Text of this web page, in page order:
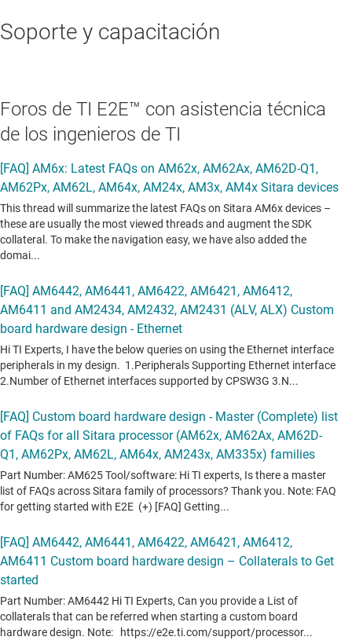
Soporte y capacitación
Foros de TI E2E™ con asistencia técnica
de los ingenieros de TI